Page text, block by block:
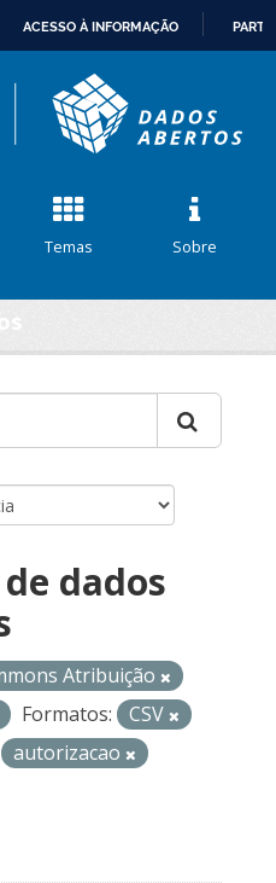
CONTEÚDO
ACESSO À INFORMAÇÃO
Temas Sobre
dados
Atribuição
Formatos:
CSV
autorizacao